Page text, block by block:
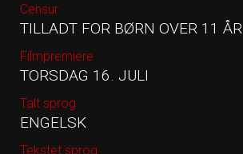
Censur
TILLADT FOR BØRN OVER 11 ÅR
Filmpremiere
TORSDAG 16. JULI
Talt sprog
ENGELSK
Tekstet sprog